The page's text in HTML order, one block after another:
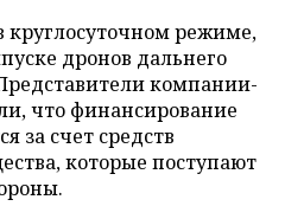
круглосуточном режиме,
дронов дальнего
компании-
что финансирование
за счет средств
которые поступают